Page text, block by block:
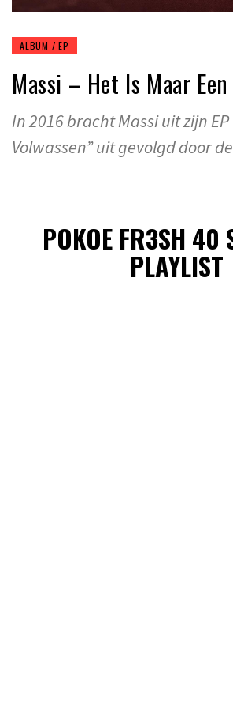
ALBUM / EP
Massi – Het Is Maar
In 2016 bracht Massi uit zijn
Volwassen” uit gevolgd door
POKOE FR3SH 40
PLAYLIST